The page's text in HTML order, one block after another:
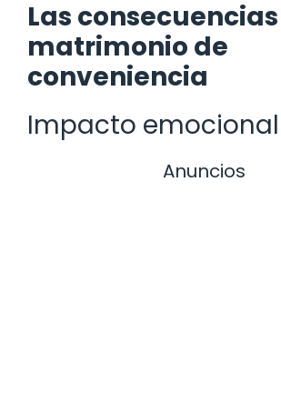
Las
matrimonio de
conveniencia
Impacto emocional
Anuncios